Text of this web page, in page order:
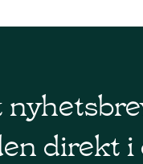
direkt i